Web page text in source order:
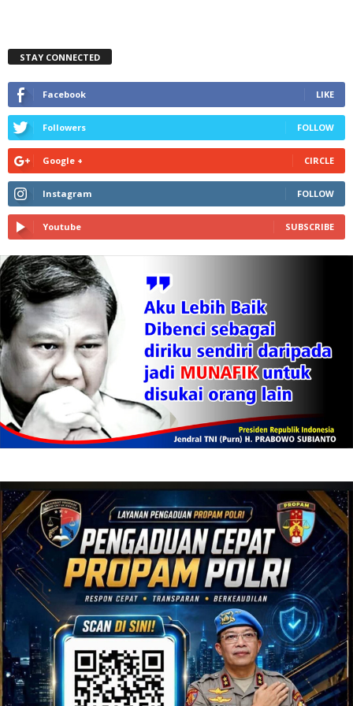
STAY CONNECTED
Facebook LIKE
Followers FOLLOW
Google + CIRCLE
Instagram FOLLOW
Youtube SUBSCRIBE